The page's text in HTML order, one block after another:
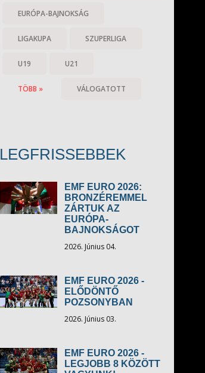
EURÓPA-BAJNOKSÁG
LIGAKUPA SZUPERLIGA
U19 U21
VÁLOGATOTT
TÖBB »
LEGFRISSEBBEK
EMF EURO 2026:
BRONZÉREMMEL
ZÁRTUK AZ
EURÓPA-
BAJNOKSÁGOT
2026. Június 04.
EMF EURO 2026 -
ELŐDÖNTŐ
POZSONYBAN
2026. Június 03.
EMF EURO 2026 -
LEGJOBB 8 KÖZÖTT